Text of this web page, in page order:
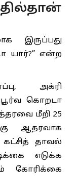
இருப்பது
யார்?” என்ற
அக்ரி
கொறடா
மீறி 25
ஆதரவாக
தாவல்
எடுக்க
கோரிக்கை